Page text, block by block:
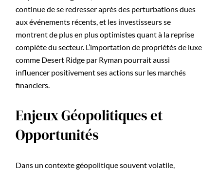
continue de se redresser après des perturbations dues
aux événements récents, et les investisseurs se
montrent de plus en plus optimistes quant à la reprise
complète du secteur. L’importation de propriétés de luxe
comme Desert Ridge par Ryman pourrait aussi
influencer positivement ses actions sur les marchés
financiers.
Enjeux Géopolitiques et
Opportunités
Dans un contexte géopolitique souvent volatile,